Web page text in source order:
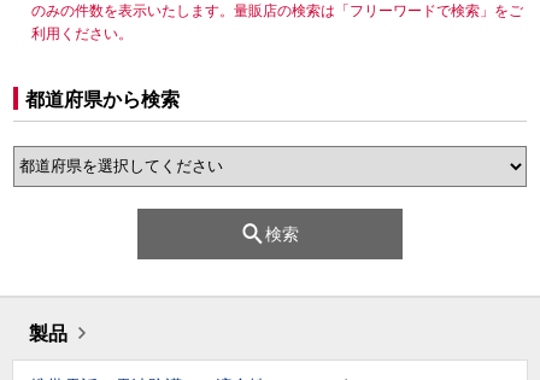
のみの件数を表示いたします。量販店の検索は「フリーワードで検索」をご
利用ください。
都道府県から検索
検索
製品